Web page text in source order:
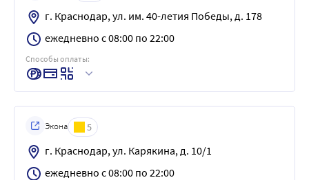
г. Краснодар, ул. им. 40-летия Победы, д. 178
ежедневно с 08:00 по 22:00
Способы оплаты:
Экона 5
г. Краснодар, ул. Карякина, д. 10/1
ежедневно с 08:00 по 22:00